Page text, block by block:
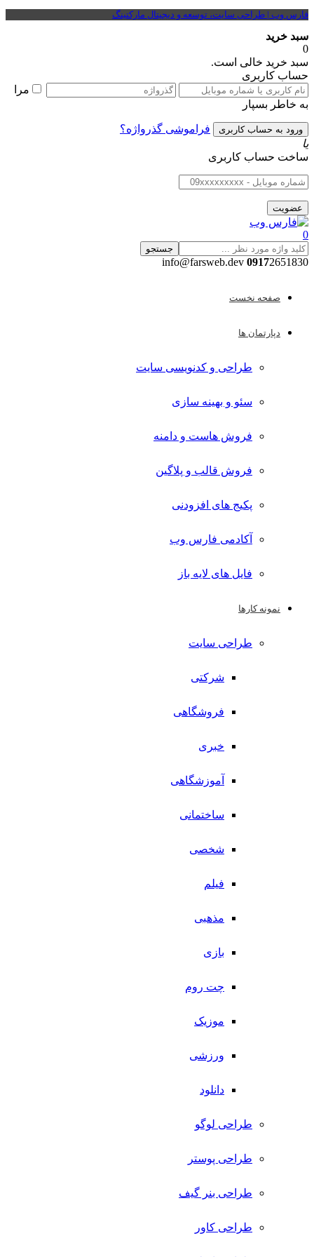
فارس وب | طراحی سایت، توسعه و دیجیتال مارکتینگ
سبد خرید
0
سبد خرید خالی است.
حساب کاربری
مرا
به خاطر بسپار
فراموشی گذرواژه؟
یا
ساخت حساب کاربری
0
جستجو
09172651830 info@farsweb.dev
صفحه نخست
دپارتمان ها
طراحی و کدنویسی سایت
سئو و بهینه سازی
فروش هاست و دامنه
فروش قالب و پلاگین
پکیج های افزودنی
آکادمی فارس وب
فایل های لایه باز
نمونه کارها
طراحی سایت
شرکتی
فروشگاهی
خبری
آموزشگاهی
ساختمانی
شخصی
فیلم
مذهبی
بازی
چت روم
موزیک
ورزشی
دانلود
طراحی لوگو
طراحی پوستر
طراحی بنر گیف
طراحی کاور